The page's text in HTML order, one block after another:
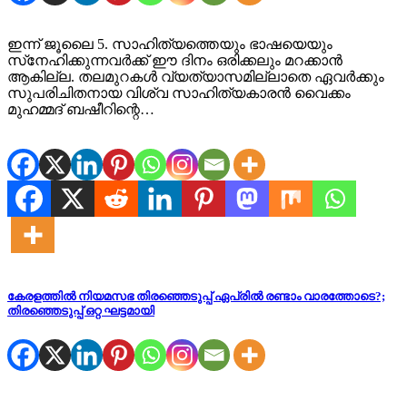
ഇന്ന് ജൂലൈ 5. സാഹിത്യത്തെയും ഭാഷയെയും
സ്‌നേഹിക്കുന്നവര്‍ക്ക് ഈ ദിനം ഒരിക്കലും മറക്കാന്‍
ആകില്ല. തലമുറകള്‍ വ്യത്യാസമില്ലാതെ ഏവര്‍ക്കും
സുപരിചിതനായ വിശ്വ സാഹിത്യകാരന്‍ വൈക്കം
മുഹമ്മദ് ബഷീറിന്റെ…
കേരളത്തില്‍ നിയമസഭ തിരഞ്ഞെടുപ്പ് ഏപ്രില്‍ രണ്ടാം വാരത്തോടെ?;
തിരഞ്ഞെടുപ്പ് ഒറ്റ ഘട്ടമായി